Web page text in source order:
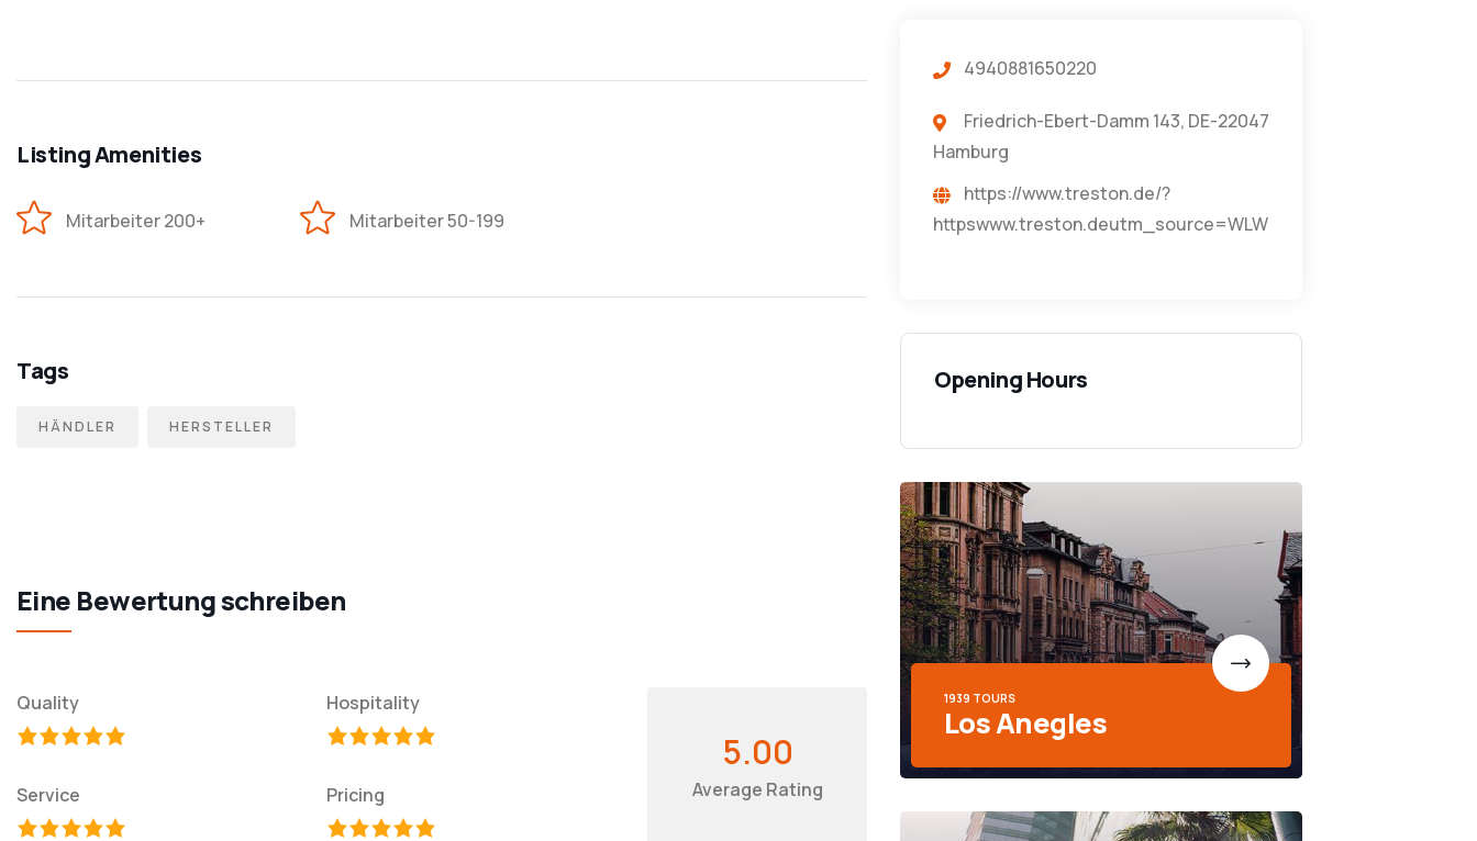
Listing Amenities
Mitarbeiter 200+ Mitarbeiter 50-199
Tags
HÄNDLER HERSTELLER
Eine Bewertung schreiben
Quality Hospitality
Service Pricing
5.00
Average Rating
4940881650220
Friedrich-Ebert-Damm 143, DE-22047
Hamburg
https://www.treston.de/?
httpswww.treston.deutm_source=WLW
Opening Hours
1939 TOURS
Los Anegles